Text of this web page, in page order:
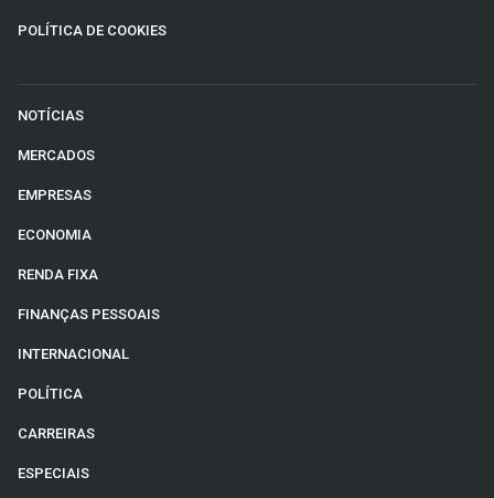
POLÍTICA DE COOKIES
NOTÍCIAS
MERCADOS
EMPRESAS
ECONOMIA
RENDA FIXA
FINANÇAS PESSOAIS
INTERNACIONAL
POLÍTICA
CARREIRAS
ESPECIAIS